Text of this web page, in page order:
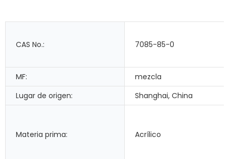
CAS No.: 7085-85-0
MF:
mezcla
Lugar de origen:
Shanghai, China
Materia prima: Acrílico